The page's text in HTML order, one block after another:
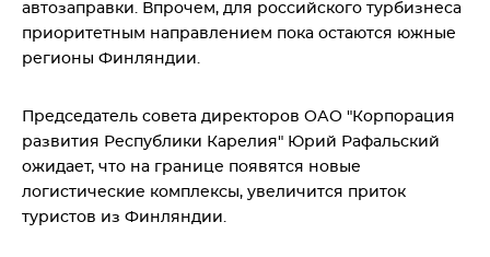
автозаправки. Впрочем, для российского турбизнеса
приоритетным направлением пока остаются южные
регионы Финляндии.
Председатель совета директоров ОАО "Корпорация
развития Республики Карелия" Юрий Рафальский
ожидает, что на границе появятся новые
логистические комплексы, увеличится приток
туристов из Финляндии.